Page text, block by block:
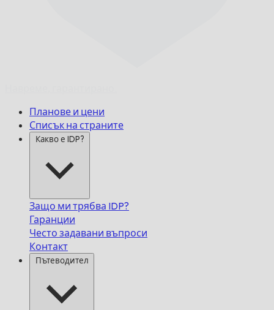
Планове и цени
Списък на страните
Какво е IDP?
Защо ми трябва IDP?
Гаранции
Често задавани въпроси
Контакт
Пътеводител